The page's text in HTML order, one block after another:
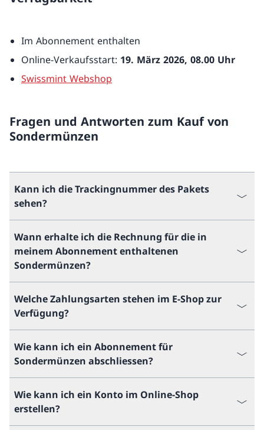
Im Abonnement enthalten
Online-Verkaufsstart: 19. März 2026, 08.00 Uhr
Swissmint Webshop
Fragen und Antworten zum Kauf von
Sondermünzen
Kann ich die Trackingnummer des Pakets
sehen?
Wann erhalte ich die Rechnung für die in
meinem Abonnement enthaltenen
Sondermünzen?
Welche Zahlungsarten stehen im E-Shop zur
Verfügung?
Wie kann ich ein Abonnement für
Sondermünzen abschliessen?
Wie kann ich ein Konto im Online-Shop
erstellen?